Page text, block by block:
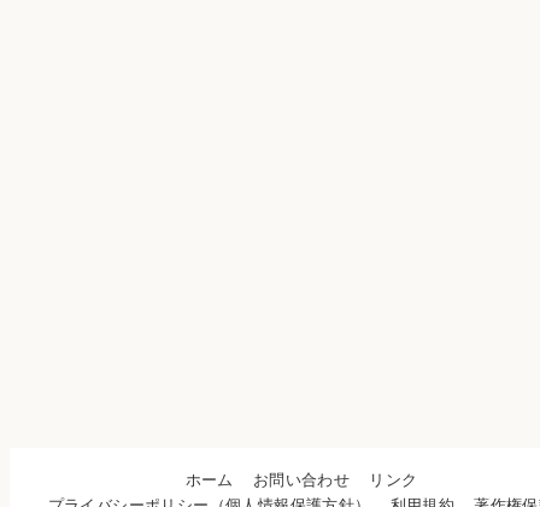
ホーム お問い合わせ
リンク